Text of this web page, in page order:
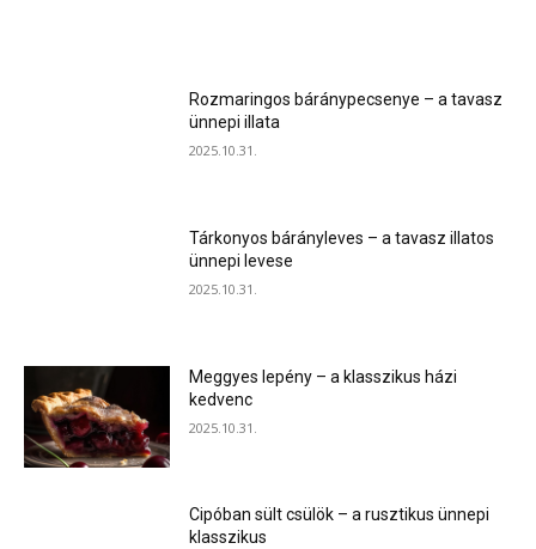
Rozmaringos báránypecsenye – a tavasz
ünnepi illata
2025.10.31.
Tárkonyos bárányleves – a tavasz illatos
ünnepi levese
2025.10.31.
Meggyes lepény – a klasszikus házi
kedvenc
2025.10.31.
Cipóban sült csülök – a rusztikus ünnepi
klasszikus